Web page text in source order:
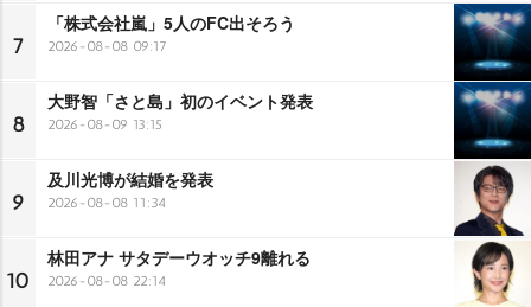
7
「株式会社嵐」5人のFC出そろう
2026-08-08 09:17
8
大野智「さと島」初のイベント発表
2026-08-09 13:15
9
及川光博が結婚を発表
2026-08-08 11:34
10
林田アナ サタデーウオッチ9離れる
2026-08-08 22:14